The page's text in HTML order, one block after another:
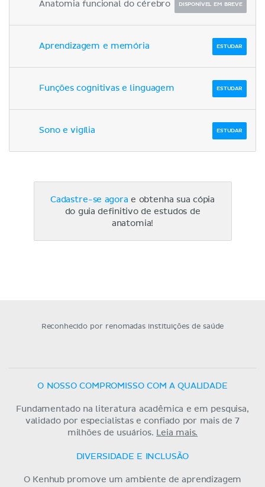
Anatomia funcional do cérebro DISPONÍVEL EM BREVE
Aprendizagem e memória ESTUDAR
Funções cognitivas e linguagem ESTUDAR
Sono e vigília ESTUDAR
Cadastre-se agora e obtenha sua cópia
do guia definitivo de estudos de
anatomia!
Reconhecido por renomadas instituições de saúde
O NOSSO COMPROMISSO COM A QUALIDADE
Fundamentado na literatura acadêmica e em pesquisa,
validado por especialistas e confiado por mais de 7
milhões de usuários. Leia mais.
DIVERSIDADE E INCLUSÃO
O Kenhub promove um ambiente de aprendizagem